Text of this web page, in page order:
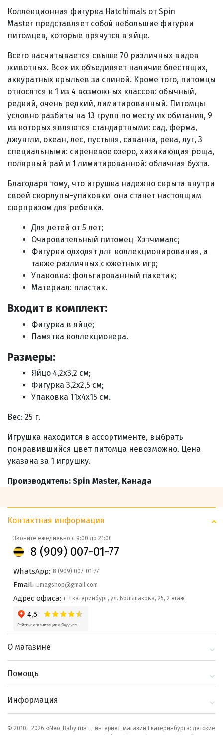
Оплата по счету для юридических лиц
Коллекционная фигурка Hatchimals от Spin
Master представляет собой небольшие фигурки
питомцев, которые прячутся в яйце.
Всего насчитывается свыше 70 различных видов
животных. Всех их объединяет наличие блестящих,
аккуратных крыльев за спиной. Кроме того, питомцы
относятся к 1 из 4 возможных классов: обычный,
редкий, очень редкий, лимитированный. Питомцы
условно разбиты на 13 групп по месту их обитания, 9
из которых являются стандартными: сад, ферма,
джунгли, океан, лес, пустыня, саванна, река, луг, 3
специальными: сиреневое озеро, хихикающая роща,
полярный рай и 1 лимитированной: облачная бухта.
Благодаря тому, что игрушка надежно скрыта внутри
своей скорлупы-упаковки, она станет настоящим
сюрпризом для ребенка.
Для детей от 5 лет;
Очаровательный питомец Хэтчималс;
Фигурки одходят для коллекционирования, а
также различных сюжетных игр;
Упаковка: фольгированный пакетик;
Материал: пластик.
Входит в комплект:
Фигурка в яйце;
Памятка коллекционера.
Размеры:
Яйцо 4,2х3,2 см;
Фигурка 3,2х2,5 см;
Упаковка 11х4х15 см.
Вес: 25 г.
Игрушка находится в ассортименте, выбрать
понравившийся цвет питомца невозможно. Цена
указана за 1 игрушку.
Производитель: Spin Master, Канада
Контактная информация
Звоните ежедневно с 9:00 до 21:00
8 (909) 007-01-77
WhatsApp: 8 (909) 007-01-77
Email: umagshop@gmail.com
Адрес офиса: г. Екатеринбург, ул. Большакова, 25, 2 этаж
О магазине
Блог
Помощь
Информация
© 2010– 2026 «Neo-Baby.ru» — интернет-магазин Екатеринбурга: детские